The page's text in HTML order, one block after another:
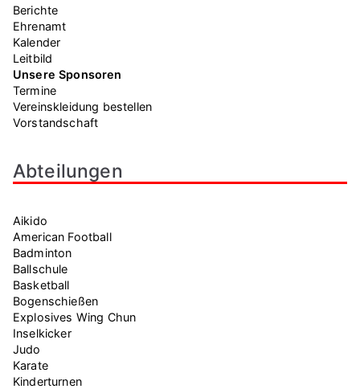
Berichte
Ehrenamt
Kalender
Leitbild
Unsere Sponsoren
Termine
Vereinskleidung bestellen
Vorstandschaft
Abteilungen
Aikido
American Football
Badminton
Ballschule
Basketball
Bogenschießen
Explosives Wing Chun
Inselkicker
Judo
Karate
Kinderturnen